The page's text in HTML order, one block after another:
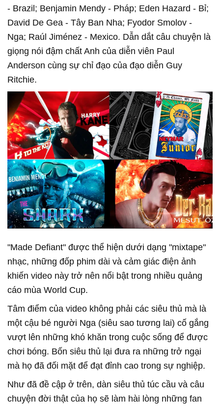
- Brazil; Benjamin Mendy - Pháp; Eden Hazard - Bỉ;
David De Gea - Tây Ban Nha; Fyodor Smolov -
Nga; Raúl Jiménez - Mexico. Dẫn dắt câu chuyện là
giọng nói đậm chất Anh của diễn viên Paul
Anderson cùng sự chỉ đạo của đạo diễn Guy
Ritchie.
"Made Defiant" được thể hiện dưới dạng "mixtape"
nhạc, những đốp phim dài và cảm giác điện ảnh
khiến video này trở nên nổi bật trong nhiều quảng
cáo mùa World Cup.
Tâm điểm của video không phải các siêu thủ mà là
một cậu bé người Nga (siêu sao tương lai) cố gắng
vượt lên những khó khăn trong cuộc sống để được
chơi bóng. Bốn siêu thủ lại đưa ra những trở ngại
mà họ đã đối mặt để đạt đỉnh cao trong sự nghiệp.
Như đã đề cập ở trên, dàn siêu thủ túc cầu và câu
chuyện đời thật của họ sẽ làm hài lòng những fan